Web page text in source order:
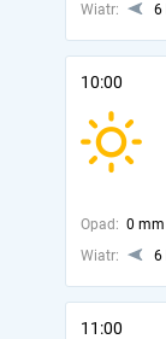
Wiatr:
6
10:00
Opad: 0 mm
Wiatr:
6
11:00